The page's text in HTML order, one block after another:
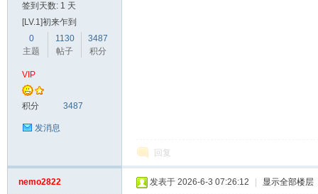
签到天数: 1 天
[LV.1]初来乍到
0
主题
1130
帖子
3487
积分
VIP
积分 3487
发消息
回复
nemo2822 发表于 2026-6-3 07:26:12 显示全部楼层